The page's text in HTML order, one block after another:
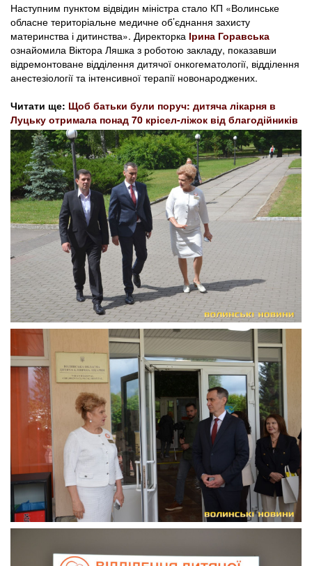
Наступним пунктом відвідин міністра стало КП «Волинське
обласне територіальне медичне об’єднання захисту
материнства і дитинства». Директорка Ірина Горавська
ознайомила Віктора Ляшка з роботою закладу, показавши
відремонтоване відділення дитячої онкогематології, відділення
анестезіології та інтенсивної терапії новонароджених.
Читати ще: Щоб батьки були поруч: дитяча лікарня в
Луцьку отримала понад 70 крісел-ліжок від благодійників